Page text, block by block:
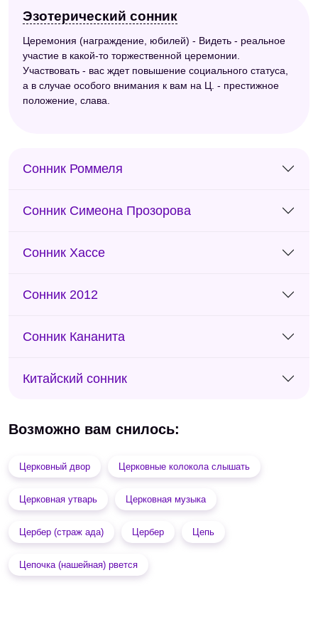
Эзотерический сонник
Церемония (награждение, юбилей) - Видеть - реальное
участие в какой-то торжественной церемонии.
Участвовать - вас ждет повышение социального статуса,
а в случае особого внимания к вам на Ц. - престижное
положение, слава.
Сонник Роммеля
Сонник Симеона Прозорова
Сонник Хассе
Сонник 2012
Сонник Кананита
Китайский сонник
Возможно вам снилось:
Церковный двор Церковные колокола слышать
Церковная утварь Церковная музыка
Цербер (страж ада) Цербер Цепь
Цепочка (нашейная) рвется